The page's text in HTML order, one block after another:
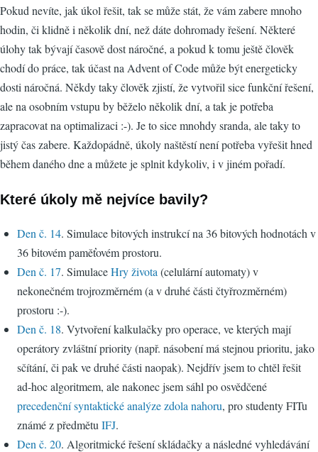
Pokud nevíte, jak úkol řešit, tak se může stát, že vám zabere mnoho
hodin, či klidně i několik dní, než dáte dohromady řešení. Některé
úlohy tak bývají časově dost náročné, a pokud k tomu ještě člověk
chodí do práce, tak účast na Advent of Code může být energeticky
dosti náročná. Někdy taky člověk zjistí, že vytvořil sice funkční řešení,
ale na osobním vstupu by běželo několik dní, a tak je potřeba
zapracovat na optimalizaci :-). Je to sice mnohdy sranda, ale taky to
jistý čas zabere. Každopádně, úkoly naštěstí není potřeba vyřešit hned
během daného dne a můžete je splnit kdykoliv, i v jiném pořadí.
Které úkoly mě nejvíce bavily?
Den č. 14. Simulace bitových instrukcí na 36 bitových hodnotách v
36 bitovém paměťovém prostoru.
Den č. 17. SimulaceHry života (celulární automaty) v
nekonečném trojrozměrném (a v druhé části čtyřrozměrném)
prostoru :-).
Den č. 18. Vytvoření kalkulačky pro operace, ve kterých mají
operátory zvláštní priority (např. násobení má stejnou prioritu, jako
sčítání, či pak ve druhé části naopak). Nejdřív jsem to chtěl řešit
ad-hoc algoritmem, ale nakonec jsem sáhl po osvědčené
precedenční syntaktické analýze zdola nahoru, pro studenty FITu
známé z předmětu IFJ.
Den č. 20. Algoritmické řešení skládačky a následné vyhledávání